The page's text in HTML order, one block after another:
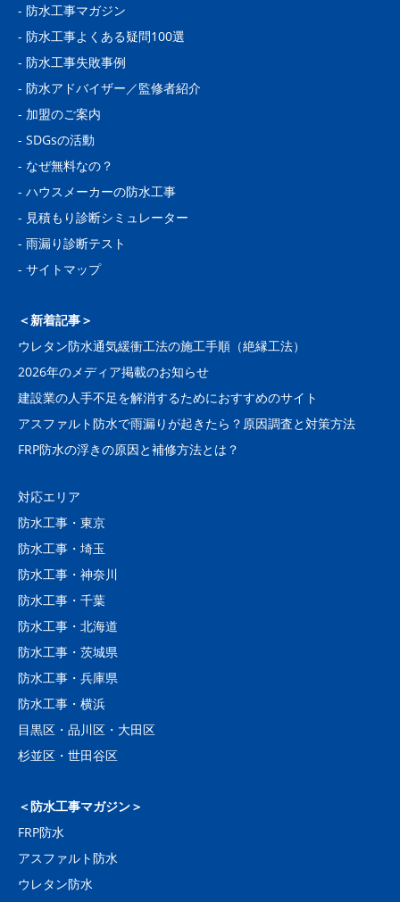
- 防水工事マガジン
- 防水工事よくある疑問100選
- 防水工事失敗事例
- 防水アドバイザー／監修者紹介
- 加盟のご案内
- SDGsの活動
- なぜ無料なの？
- ハウスメーカーの防水工事
- 見積もり診断シミュレーター
- 雨漏り診断テスト
- サイトマップ
＜新着記事＞
ウレタン防水通気緩衝工法の施工手順（絶縁工法）
2026年のメディア掲載のお知らせ
建設業の人手不足を解消するためにおすすめのサイト
アスファルト防水で雨漏りが起きたら？原因調査と対策方法
FRP防水の浮きの原因と補修方法とは？
対応エリア
防水工事・東京
防水工事・埼玉
防水工事・神奈川
防水工事・千葉
防水工事・北海道
防水工事・茨城県
防水工事・兵庫県
防水工事・横浜
目黒区・品川区・大田区
杉並区・世田谷区
＜防水工事マガジン＞
FRP防水
アスファルト防水
ウレタン防水